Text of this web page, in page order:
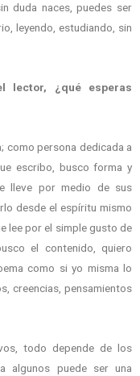
duda naces, puedes ser
leyendo, estudiando, sin
lector, ¿qué esperas
como persona dedicada a
escribo, busco forma y
lleve por medio de sus
desde el espíritu mismo
lee por el simple gusto de
el contenido, quiero
como si yo misma lo
creencias, pensamientos
todo depende de los
algunos puede ser una